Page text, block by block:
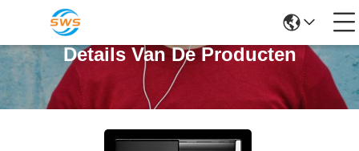
Details Van De Producten